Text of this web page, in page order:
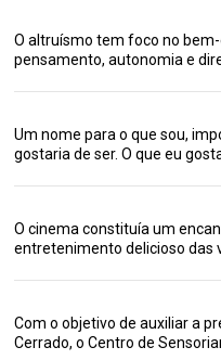
O altruísmo tem foco no
pensamento, autonomia e
Um nome para o que sou,
gostaria de ser. O que eu
O cinema constituía um
entretenimento delicioso das
Com o objetivo de auxiliar a
Cerrado, o Centro de